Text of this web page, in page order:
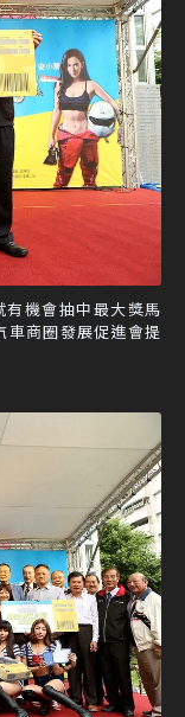
機會抽中最大獎馬
車商圈發展促進會提